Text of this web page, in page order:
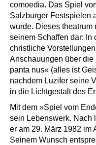
comoedia. Das Spiel
Salzburger Festspielen
wurde. Dieses theatrum
seinem Schaffen dar: In
christliche
Anschauungen über
panta nus« (alles ist
nachdem Luzifer seine
in die Lichtgestalt des
Mit dem »Spiel vom
sein Lebenswerk. Nach
er am 29. März 1982 im
Seinem Wunsch